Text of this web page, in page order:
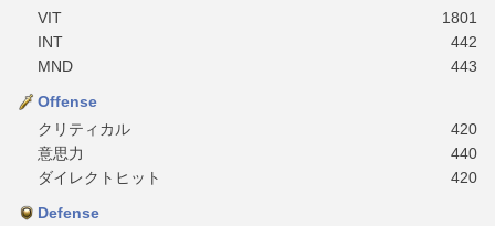
VIT
1801
INT
442
MND
443
Offense
クリティカル
420
意思力
440
ダイレクトヒット
420
Defense